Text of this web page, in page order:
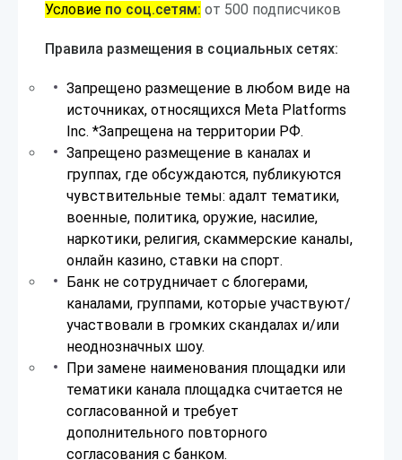
Условие по соц.сетям: от 500 подписчиков
Правила размещения в социальных сетях:
Запрещено размещение в любом виде на
источниках, относящихся Meta Platforms
Inc. *Запрещена на территории РФ.
Запрещено размещение в каналах и
группах, где обсуждаются, публикуются
чувствительные темы: адалт тематики,
военные, политика, оружие, насилие,
наркотики, религия, скаммерские каналы,
онлайн казино, ставки на спорт.
Банк не сотрудничает с блогерами,
каналами, группами, которые участвуют/
участвовали в громких скандалах и/или
неоднозначных шоу.
При замене наименования площадки или
тематики канала площадка считается не
согласованной и требует
дополнительного повторного
согласования с банком.